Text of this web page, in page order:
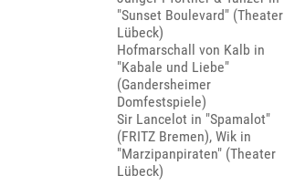
"Sunset Boulevard" (Theater
Lübeck)
Hofmarschall von Kalb in
"Kabale und Liebe"
(Gandersheimer
Domfestspiele)
Sir Lancelot in "Spamalot"
(FRITZ Bremen), Wik in
"Marzipanpiraten" (Theater
Lübeck)